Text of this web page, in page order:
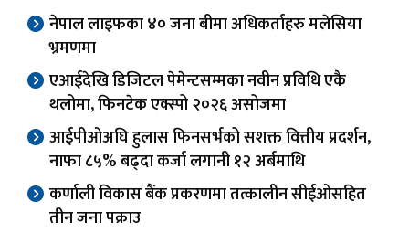
नेपाल लाइफका ४० जना बीमा अधिकर्ताहरु मलेसिया
भ्रमणमा
एआईदेखि डिजिटल पेमेन्टसम्मका नवीन प्रविधि एकै
थलोमा, फिनटेक एक्स्पो २०२६ असोजमा
आईपीओअघि हुलास फिनसर्भको सशक्त वित्तीय प्रदर्शन,
नाफा ८५% बढ्दा कर्जा लगानी १२ अर्बमाथि
कर्णाली विकास बैंक प्रकरणमा तत्कालीन सीईओसहित
तीन जना पक्राउ